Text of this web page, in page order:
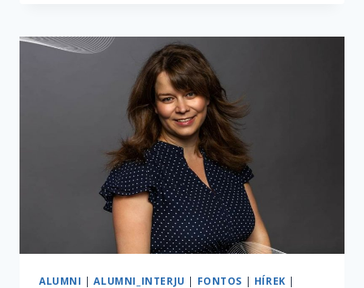
ALUMNI |ALUMNI_INTERJU | FONTOS | HÍREK |